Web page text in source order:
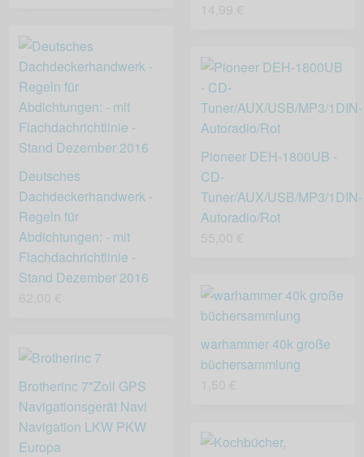
Deutsches
Dachdeckerhandwerk -
Regeln für
Abdichtungen: - mit
Flachdachrichtlinie -
Stand Dezember 2016
Pioneer DEH-1800UB -
CD-
Tuner/AUX/USB/MP3/1DIN-
Autoradio/Rot
warhammer 40k große
büchersammlung
Brotherinc 7"Zoll GPS
Navigationsgerät Navi
Navigation LKW PKW
Europa